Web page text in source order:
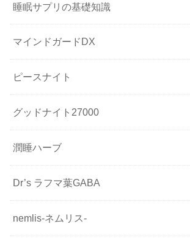
睡眠サプリの基礎知識
マインドガードDX
ピースナイト
グッドナイト27000
潤睡ハーブ
Dr’s ラフマ葉GABA
nemlis-ネムリス-